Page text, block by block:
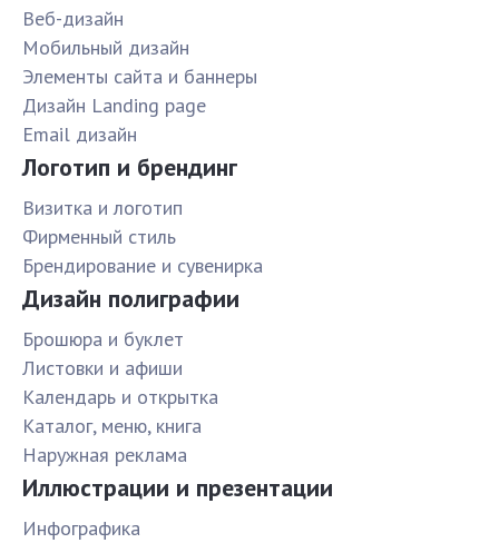
Веб-дизайн
Мобильный дизайн
Элементы сайта и баннеры
Дизайн Landing page
Email дизайн
Логотип и брендинг
Визитка и логотип
Фирменный стиль
Брендирование и сувенирка
Дизайн полиграфии
Брошюра и буклет
Листовки и афиши
Календарь и открытка
Каталог, меню, книга
Наружная реклама
Иллюстрации и презентации
Инфографика